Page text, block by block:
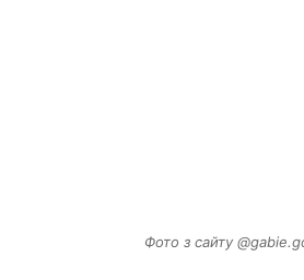
Фото з сайту